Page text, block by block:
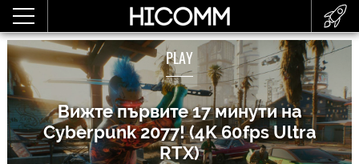
PLAY
Вижте първите 17 минути на
Cyberpunk 2077! (4K 60fps Ultra
RTX)